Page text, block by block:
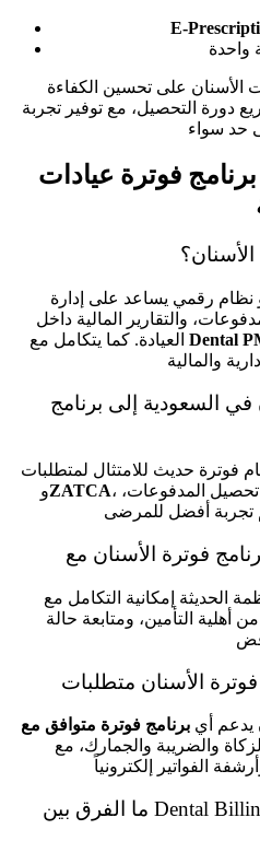
E-
الأسنان على تحسين الكفاءة
دورة التحصيل، مع توفير تجربة
فوترة عيادات
نظام رقمي يساعد على إدارة
والتقارير المالية داخل
Dental
في السعودية إلى برنامج
وZATCA، وتقليل الأخطاء اليدوية، وتسريع تحصيل المدفوعات،
أهلية التأمين، ومتابعة حالة
يدعم أي
والضريبة والجمارك، مع